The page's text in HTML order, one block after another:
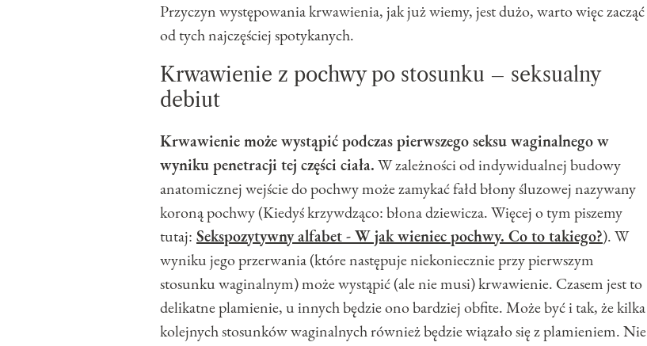
Przyczyn występowania krwawienia, jak już wiemy, jest dużo, warto więc zacząć
od tych najczęściej spotykanych.
Krwawienie z pochwy po stosunku – seksualny
debiut
Krwawienie może wystąpić podczas pierwszego seksu waginalnego w
wyniku penetracji tej części ciała.W zależności od indywidualnej budowy
anatomicznej wejście do pochwy może zamykać fałd błony śluzowej nazywany
koroną pochwy (Kiedyś krzywdząco: błona dziewicza. Więcej o tym piszemy
tutaj: Sekspozytywny alfabet - W jak wieniec pochwy. Co to takiego?). W
wyniku jego przerwania (które następuje niekoniecznie przy pierwszym
stosunku waginalnym) może wystąpić (ale nie musi) krwawienie. Czasem jest to
delikatne plamienie, u innych będzie ono bardziej obfite. Może być i tak, że kilka
kolejnych stosunków waginalnych również będzie wiązało się z plamieniem. Nie